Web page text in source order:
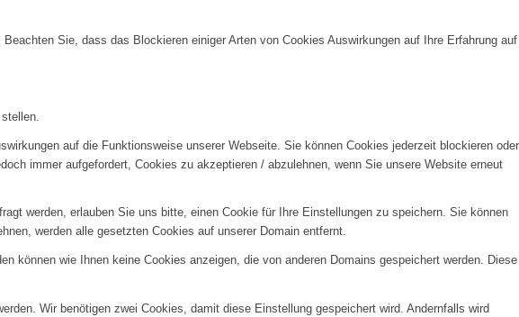
Sie, dass das Blockieren einiger Arten von Cookies Auswirkungen auf Ihre Erfahrung auf
auf die Funktionsweise unserer Webseite. Sie können Cookies jederzeit blockieren oder
immer aufgefordert, Cookies zu akzeptieren / abzulehnen, wenn Sie unsere Website erneut
werden, erlauben Sie uns bitte, einen Cookie für Ihre Einstellungen zu speichern. Sie können
werden alle gesetzten Cookies auf unserer Domain entfernt.
können wie Ihnen keine Cookies anzeigen, die von anderen Domains gespeichert werden. Diese
Wir benötigen zwei Cookies, damit diese Einstellung gespeichert wird. Andernfalls wird